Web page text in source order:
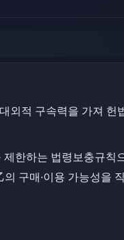
외적 구속력을 가져 헌
한하는 법령보충규칙
구매·이용 가능성을